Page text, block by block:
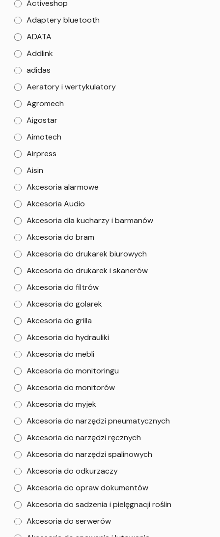
Activeshop
Adaptery bluetooth
ADATA
Addlink
adidas
Aeratory i wertykulatory
Agromech
Aigostar
Aimotech
Airpress
Aisin
Akcesoria alarmowe
Akcesoria Audio
Akcesoria dla kucharzy i barmanów
Akcesoria do bram
Akcesoria do drukarek biurowych
Akcesoria do drukarek i skanerów
Akcesoria do filtrów
Akcesoria do golarek
Akcesoria do grilla
Akcesoria do hydrauliki
Akcesoria do mebli
Akcesoria do monitoringu
Akcesoria do monitorów
Akcesoria do myjek
Akcesoria do narzędzi pneumatycznych
Akcesoria do narzędzi ręcznych
Akcesoria do narzędzi spalinowych
Akcesoria do odkurzaczy
Akcesoria do opraw dokumentów
Akcesoria do sadzenia i pielęgnacji roślin
Akcesoria do serwerów